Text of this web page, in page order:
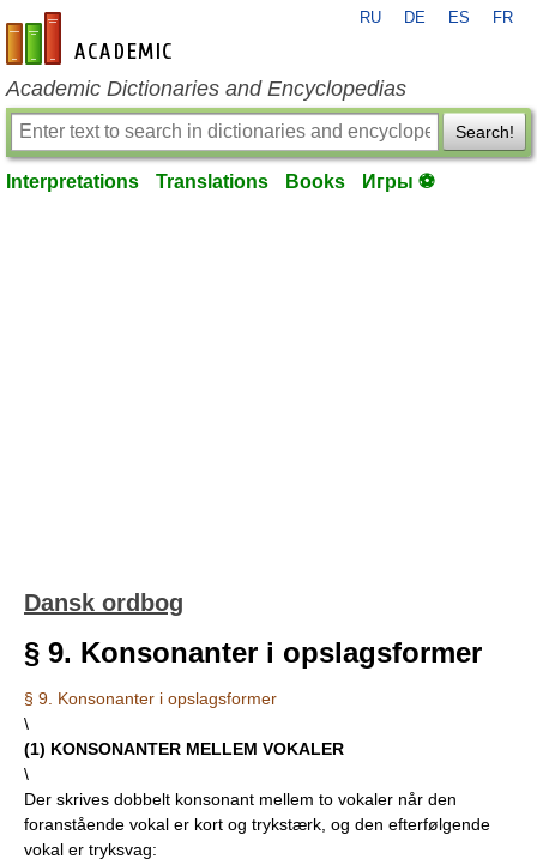
en-academic.com
RU DE ES FR
Academic Dictionaries and Encyclopedias
Search!
Interpretations Translations Books Игры ⚽
Dansk ordbog
§ 9. Konsonanter i opslagsformer
§ 9. Konsonanter i opslagsformer
\
(1) KONSONANTER MELLEM VOKALER
\
Der skrives dobbelt konsonant mellem to vokaler når den
foranstående vokal er kort og trykstærk, og den efterfølgende
vokal er tryksvag: